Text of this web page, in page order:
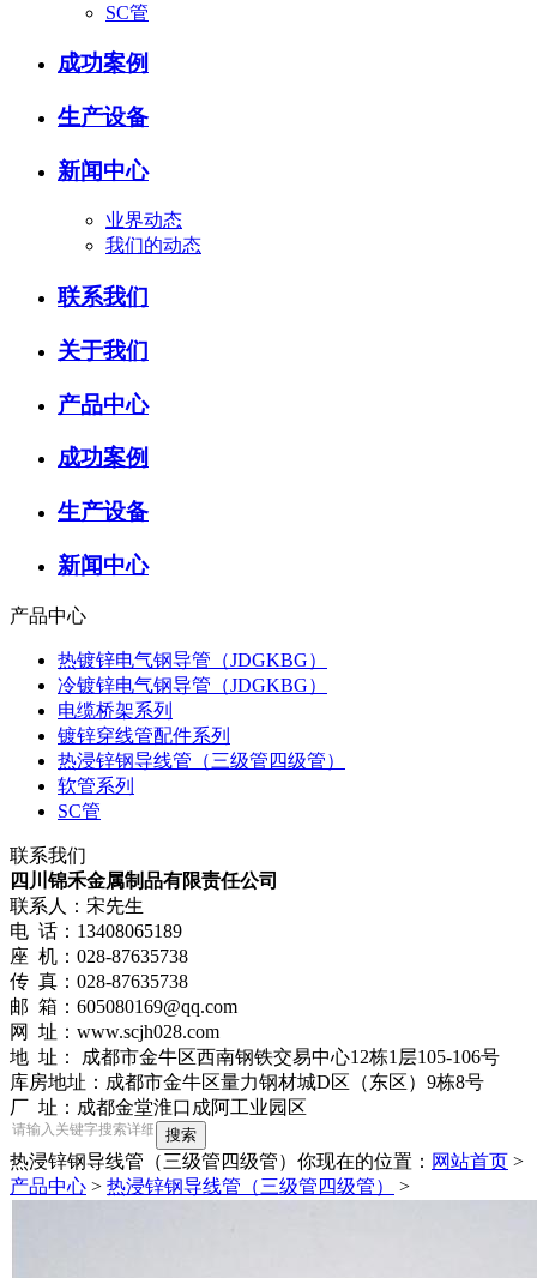
SC管
成功案例
生产设备
新闻中心
业界动态
我们的动态
联系我们
关于我们
产品中心
成功案例
生产设备
新闻中心
产品中心
热镀锌电气钢导管（JDGKBG）
冷镀锌电气钢导管（JDGKBG）
电缆桥架系列
镀锌穿线管配件系列
热浸锌钢导线管（三级管四级管）
软管系列
SC管
联系我们
四川锦禾金属制品有限责任公司
联系人：宋先生
电 话：13408065189
座 机：028-87635738
传 真：028-87635738
邮 箱：605080169@qq.com
网 址：www.scjh028.com
地 址： 成都市金牛区西南钢铁交易中心12栋1层105-106号
库房地址：成都市金牛区量力钢材城D区（东区）9栋8号
厂 址：成都金堂淮口成阿工业园区
热浸锌钢导线管（三级管四级管） 你现在的位置： 网站首页 >
产品中心 > 热浸锌钢导线管（三级管四级管） >